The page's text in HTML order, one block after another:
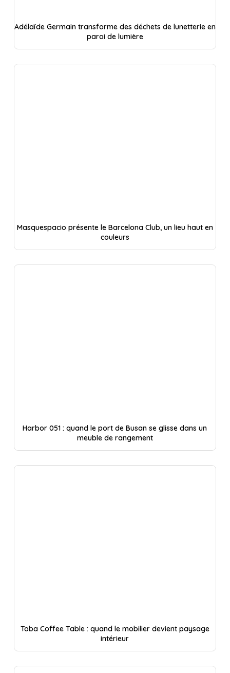
Adélaïde Germain transforme des déchets de lunetterie en
paroi de lumière
Masquespacio présente le Barcelona Club, un lieu haut en
couleurs
Harbor 051 : quand le port de Busan se glisse dans un
meuble de rangement
Toba Coffee Table : quand le mobilier devient paysage
intérieur